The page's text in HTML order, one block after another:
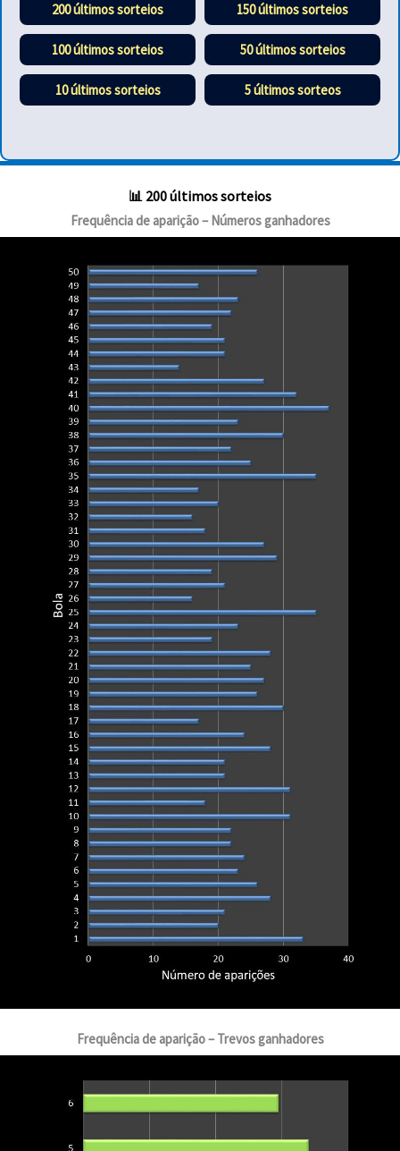
200 últimos sorteios 150 últimos sorteios
100 últimos sorteios 50 últimos sorteios
10 últimos sorteios 5 últimos sorteos
📊 200 últimos sorteios
Frequência de aparição – Números ganhadores
Frequência de aparição – Trevos ganhadores